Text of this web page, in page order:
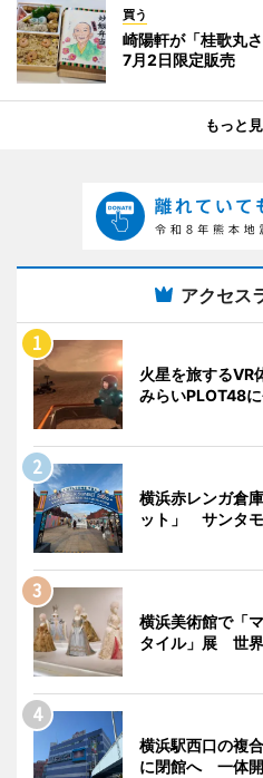
買う
崎陽軒が「桂歌丸
7月2日限定販売
もっと
アクセス
火星を旅する
みらいPLOT48
横浜赤レンガ倉
ット」 サンタ
横浜美術館で「
タイル」展 世
横浜駅西口の複
に閉館へ 一体